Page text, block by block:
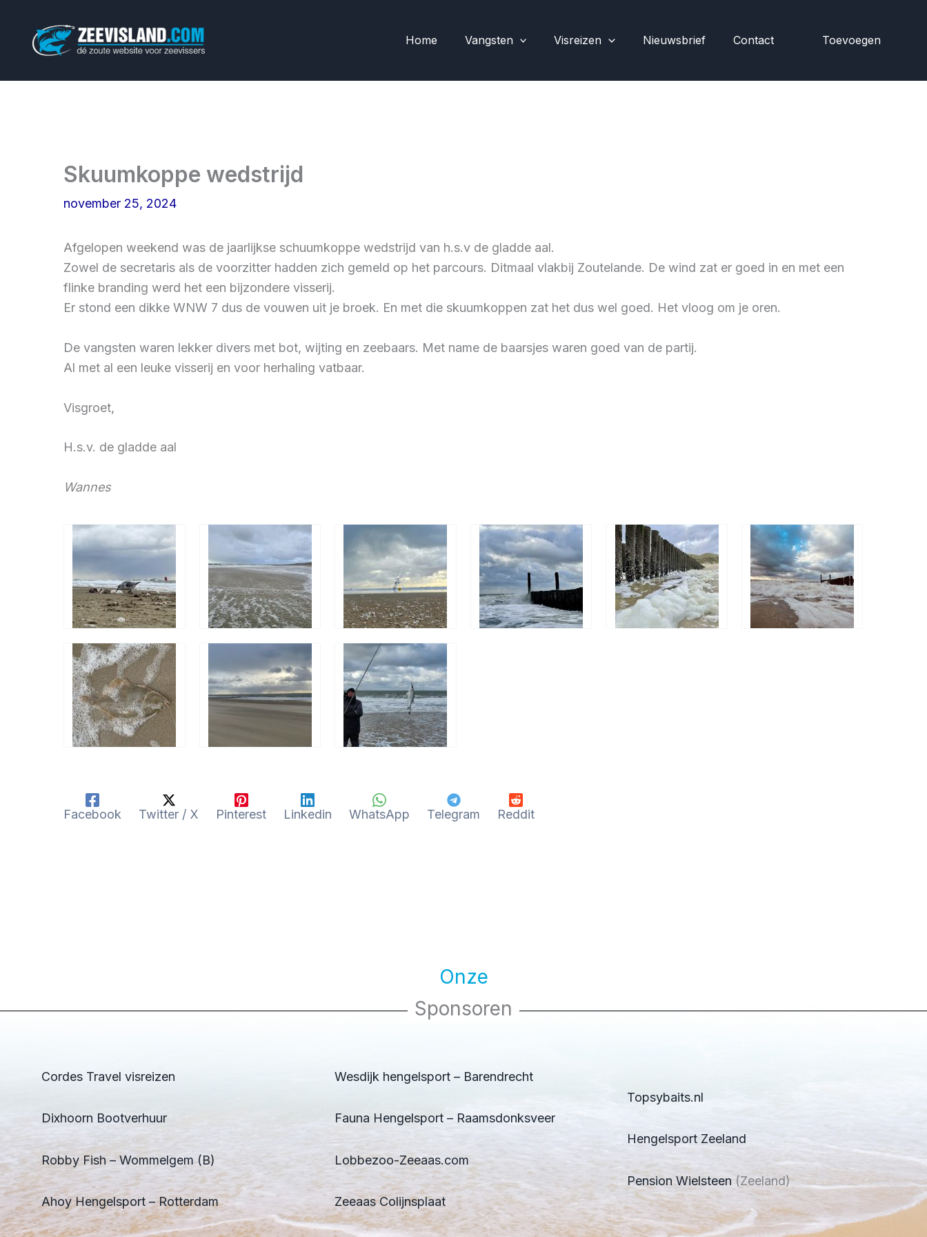
Home Vangsten Visreizen Nieuwsbrief Contact Toevoegen
Skuumkoppe wedstrijd
november 25, 2024
Afgelopen weekend was de jaarlijkse schuumkoppe wedstrijd van h.s.v de gladde aal.
Zowel de secretaris als de voorzitter hadden zich gemeld op het parcours. Ditmaal vlakbij Zoutelande. De wind zat er goed in en met een
flinke branding werd het een bijzondere visserij.
Er stond een dikke WNW 7 dus de vouwen uit je broek. En met die skuumkoppen zat het dus wel goed. Het vloog om je oren.
De vangsten waren lekker divers met bot, wijting en zeebaars. Met name de baarsjes waren goed van de partij.
Al met al een leuke visserij en voor herhaling vatbaar.
Visgroet,
H.s.v. de gladde aal
Wannes
Facebook Twitter / X Pinterest Linkedin WhatsApp Telegram Reddit
Onze
Sponsoren
Cordes Travel visreizen
Dixhoorn Bootverhuur
Robby Fish – Wommelgem (B)
Ahoy Hengelsport – Rotterdam
Wesdijk hengelsport – Barendrecht
Fauna Hengelsport – Raamsdonksveer
Lobbezoo-Zeeaas.com
Zeeaas Colijnsplaat
Topsybaits.nl
Hengelsport Zeeland
Pension Wielsteen (Zeeland)